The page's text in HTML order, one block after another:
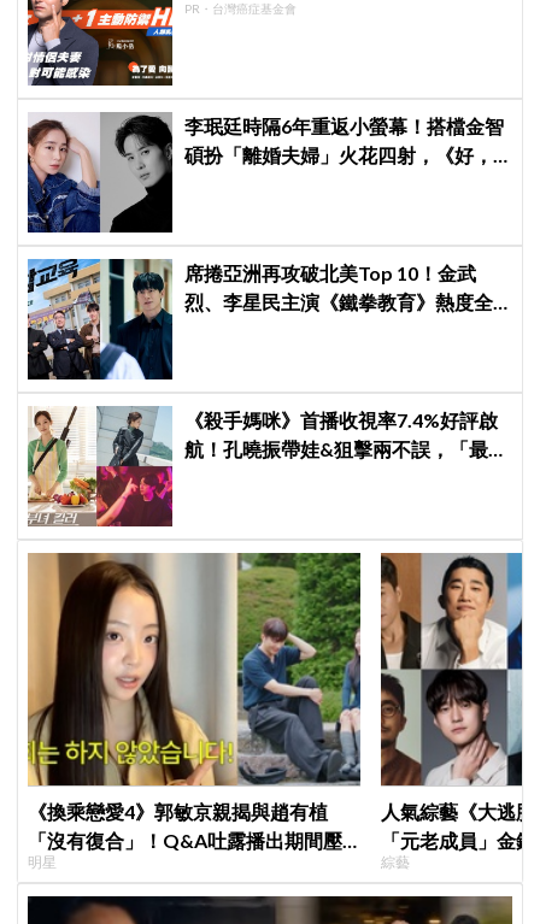
PR・台灣癌症基金會
李珉廷時隔6年重返小螢幕！搭檔金智
碩扮「離婚夫婦」火花四射，《好，
席捲亞洲再攻破北美Top 10！金武
烈、李星民主演《鐵拳教育》熱度全
《殺手媽咪》首播收視率7.4%好評啟
航！孔曉振帶娃&狙擊兩不誤，「最狂
《換乘戀愛4》郭敏京親揭與趙有植
「沒有復合」！Q&A吐露播出期間壓
力爆表，曾因惡評失眠
明星
人氣綜藝《大逃
「元老成員」金
SEVENTEEN 勝
席成最大焦點
綜藝